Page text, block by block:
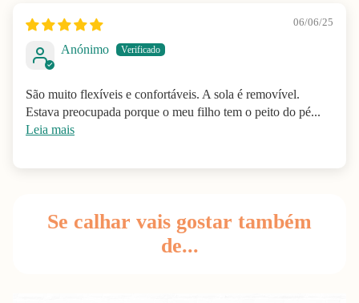
06/06/25
Anónimo
São muito flexíveis e confortáveis. A sola é removível.
Estava preocupada porque o meu filho tem o peito do pé...
Leia mais
Se calhar vais gostar também
de...